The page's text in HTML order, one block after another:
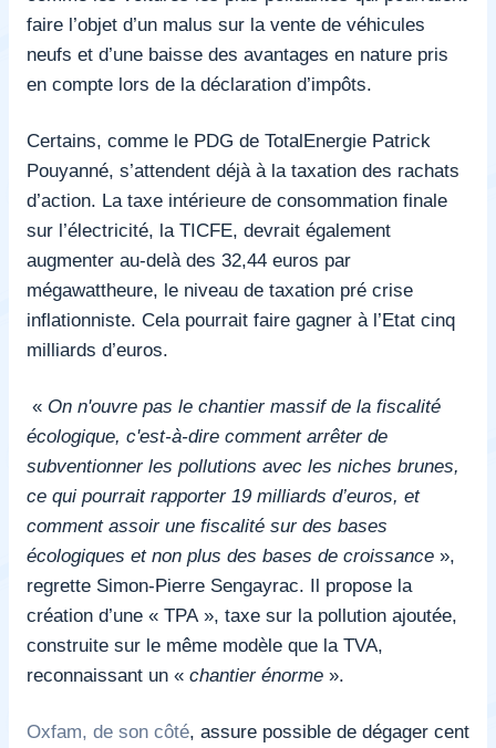
faire l’objet d’un malus sur la vente de véhicules
neufs et d’une baisse des avantages en nature pris
en compte lors de la déclaration d’impôts.
Certains, comme le PDG de TotalEnergie Patrick
Pouyanné, s’attendent déjà à la taxation des rachats
d’action. La taxe intérieure de consommation finale
sur l’électricité, la TICFE, devrait également
augmenter au-delà des 32,44 euros par
mégawattheure, le niveau de taxation pré crise
inflationniste. Cela pourrait faire gagner à l’Etat cinq
milliards d’euros.
« On n'ouvre pas le chantier massif de la fiscalité
écologique, c'est-à-dire comment arrêter de
subventionner les pollutions avec les niches brunes,
ce qui pourrait rapporter 19 milliards d’euros, et
comment assoir une fiscalité sur des bases
écologiques et non plus des bases de croissance »,
regrette Simon-Pierre Sengayrac. Il propose la
création d’une « TPA », taxe sur la pollution ajoutée,
construite sur le même modèle que la TVA,
reconnaissant un « chantier énorme ».
Oxfam, de son côté, assure possible de dégager cent